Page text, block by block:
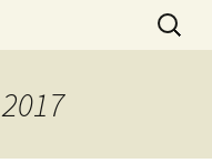
räumt auf
Suchen
nach: